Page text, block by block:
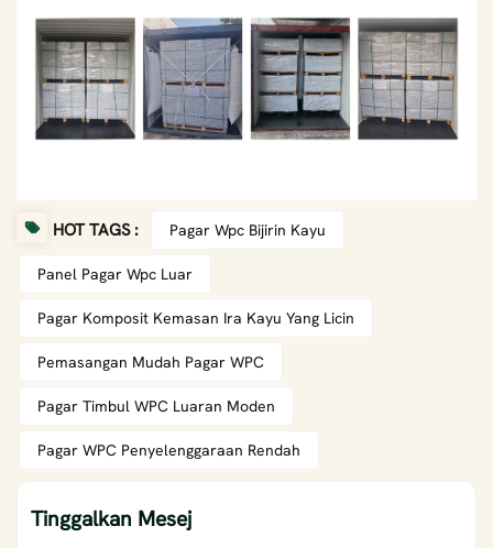
HOT TAGS : Pagar Wpc Bijirin Kayu
Panel Pagar Wpc Luar
Pagar Komposit Kemasan Ira Kayu Yang Licin
Pemasangan Mudah Pagar WPC
Pagar Timbul WPC Luaran Moden
Pagar WPC Penyelenggaraan Rendah
Tinggalkan Mesej